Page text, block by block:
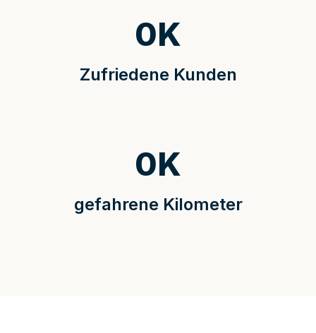
Zufriedene Kunden
0K
gefahrene Kilometer
0K